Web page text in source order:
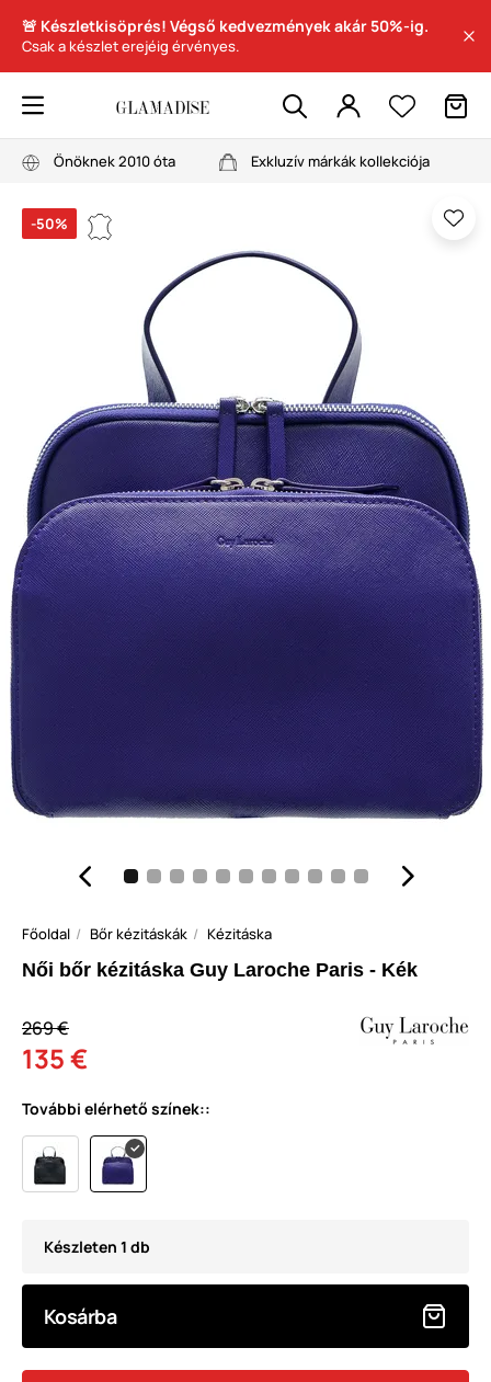
🚨 Készletkisöprés! Végső kedvezmények akár 50%-ig.
Csak a készlet erejéig érvényes.
Önöknek 2010 óta Exkluzív márkák kollekciója
-50%
Főoldal Bőr kézitáskák Kézitáska
Női bőr kézitáska Guy Laroche Paris - Kék
269 €
135 €
További elérhető színek::
Készleten 1 db
Kosárba